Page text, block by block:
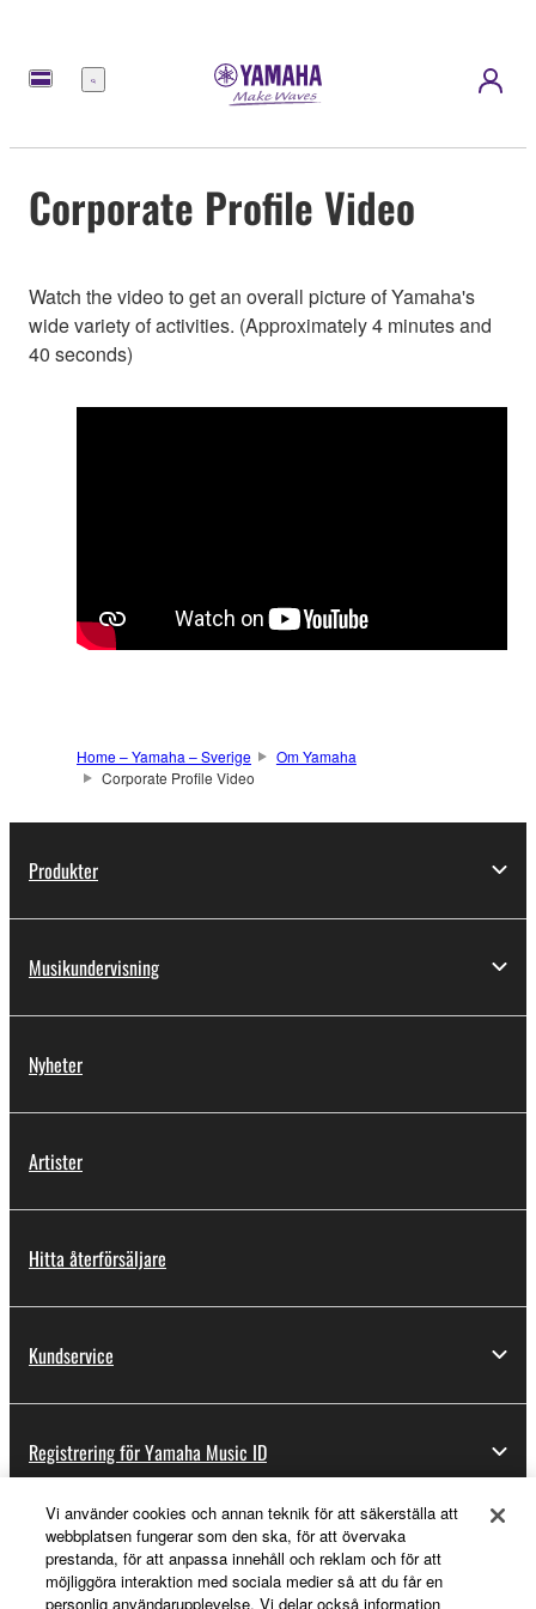
meny
Corporate Profile Video
Watch the video to get an overall picture of Yamaha's
wide variety of activities. (Approximately 4 minutes and
40 seconds)
Home – Yamaha – Sverige
Om Yamaha
Corporate Profile Video
Produkter
Musikundervisning
Nyheter
Artister
Hitta återförsäljare
Kundservice
Registrering för Yamaha Music ID
Om Yamaha
Vi använder cookies och annan teknik för att säkerställa att
webbplatsen fungerar som den ska, för att övervaka
prestanda, för att anpassa innehåll och reklam och för att
möjliggöra interaktion med sociala medier så att du får en
personlig användarupplevelse. Vi delar också information